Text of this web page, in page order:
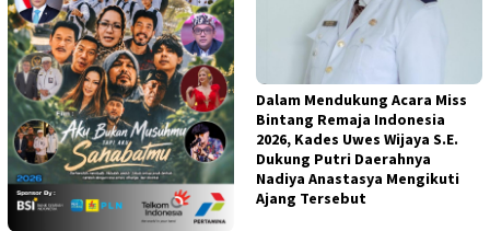
Dalam Mendukung Acara Miss
Bintang Remaja Indonesia
2026, Kades Uwes Wijaya S.E.
Dukung Putri Daerahnya
Nadiya Anastasya Mengikuti
Ajang Tersebut